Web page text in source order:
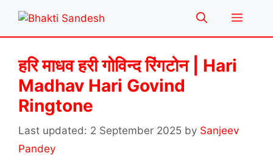
content
Menu
हरि माधव हरी गोविन्द रिंगटोन | Hari
Madhav Hari Govind
Ringtone
2 September 2025 by Sanjeev
Pandey